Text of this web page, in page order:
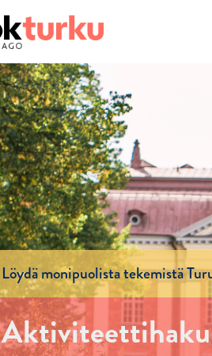
Löydä monipuolista tekemistä
Aktiviteettihaku